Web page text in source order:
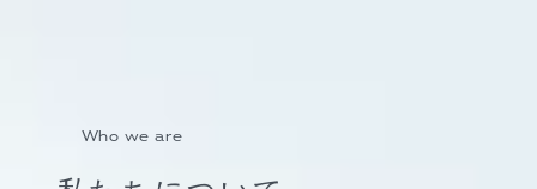
Who we are